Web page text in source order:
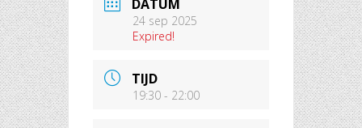
DATUM
24 sep 2025
Expired!
TIJD
19:30 - 22:00